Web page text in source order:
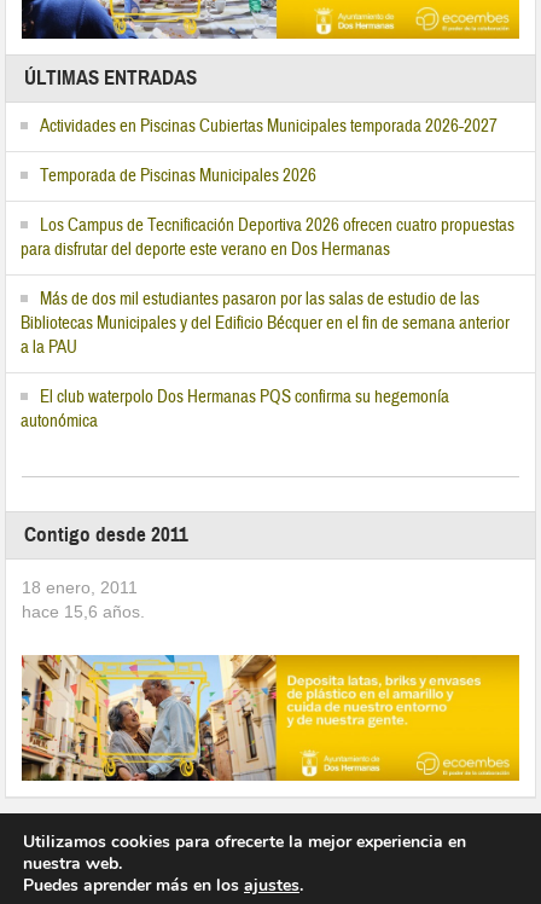
ÚLTIMAS ENTRADAS
Actividades en Piscinas Cubiertas Municipales temporada 2026-2027
Temporada de Piscinas Municipales 2026
Los Campus de Tecnificación Deportiva 2026 ofrecen cuatro propuestas
para disfrutar del deporte este verano en Dos Hermanas
Más de dos mil estudiantes pasaron por las salas de estudio de las
Bibliotecas Municipales y del Edificio Bécquer en el fin de semana anterior
a la PAU
El club waterpolo Dos Hermanas PQS confirma su hegemonía
autonómica
Contigo desde 2011
18 enero, 2011
hace 15,6 años.
Utilizamos cookies para ofrecerte la mejor experiencia en
nuestra web.
Puedes aprender más en los ajustes.